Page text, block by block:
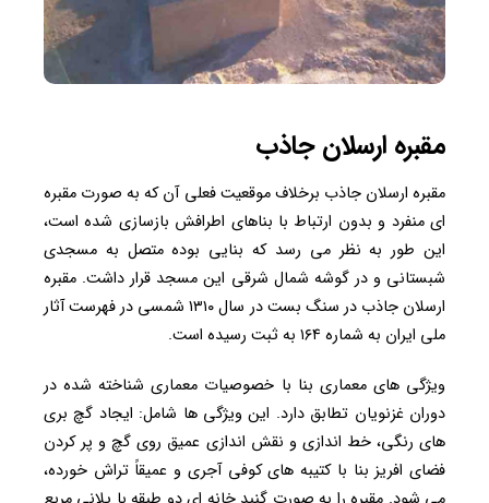
مقبره ارسلان جاذب
مقبره ارسلان جاذب برخلاف موقعیت فعلی آن که به صورت مقبره
ای منفرد و بدون ارتباط با بناهای اطرافش بازسازی شده است،
این طور به نظر می رسد که بنایی بوده متصل به مسجدی
شبستانی و در گوشه شمال شرقی این مسجد قرار داشت. مقبره
ارسلان جاذب در سنگ بست در سال ۱۳۱۰ شمسی در فهرست آثار
ملی ایران به شماره ۱۶۴ به ثبت رسیده است.
ویژگی های معماری بنا با خصوصیات معماری شناخته شده در
دوران غزنویان تطابق دارد. این ویژگی ها شامل: ایجاد گچ بری
های رنگی، خط اندازی و نقش اندازی عمیق روی گچ و پر کردن
فضای افریز بنا با کتیبه های کوفی آجری و عمیقاً تراش خورده،